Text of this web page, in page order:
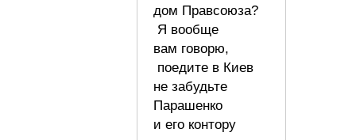
дом Правсоюза?
Я вообще
вам говорю,
поедите в Киев
не забудьте
Парашенко
и его контору